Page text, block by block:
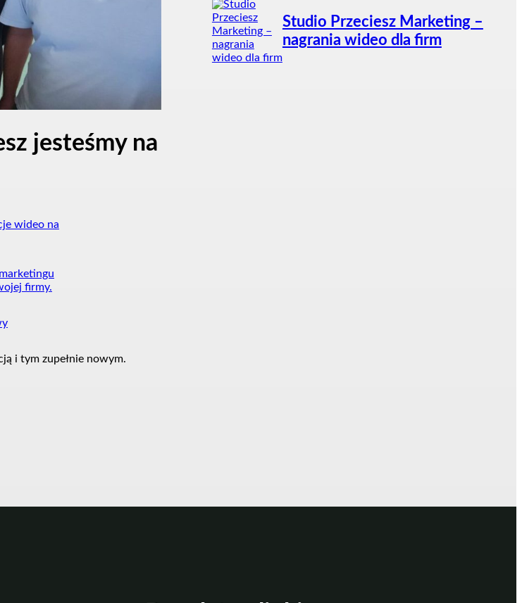
jesteśmy na
wideo na
firmy.
i tym zupełnie nowym.
Studio Przeciesz Marketing –
nagrania wideo dla firm